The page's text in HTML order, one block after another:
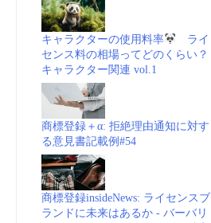
キャラクターの使用料率
ライ
センス料の相場ってどのくらい？
キャラクター関連 vol.1
商標登録＋α: 拒絶理由通知に対す
る意見書記載例#54
商標登録insideNews: ライセンスブ
ランドに未来はあるか - バーバリ